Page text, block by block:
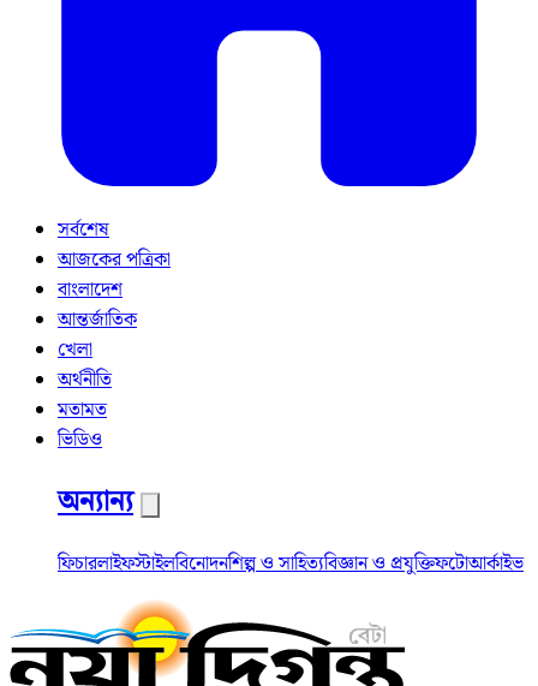
সর্বশেষ
আজকের পত্রিকা
বাংলাদেশ
আন্তর্জাতিক
খেলা
অর্থনীতি
মতামত
ভিডিও
অন্যান্য
ফিচারলাইফস্টাইলবিনোদনশিল্প ও সাহিত্যবিজ্ঞান ও প্রযুক্তিফটোআর্কাইভ